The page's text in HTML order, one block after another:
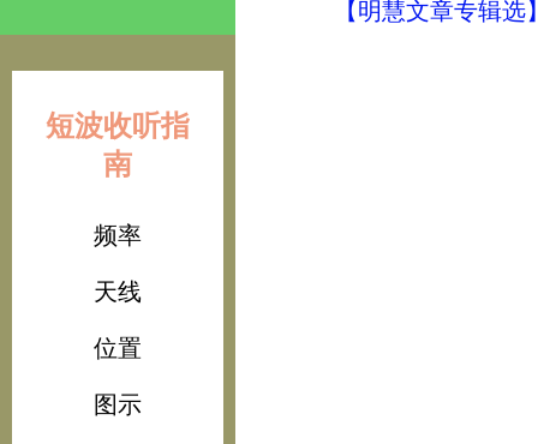
短波收听指
南
频率
天线
位置
图示
【明慧文章专辑